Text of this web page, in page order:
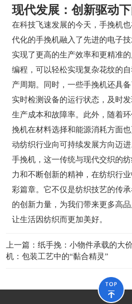
现代发展：创新驱动
在科技飞速发展的今天，手挽机
代化的手挽机融入了先进的电子
实现了更高的生产效率和更精准
编程，可以轻松实现复杂花纹的
产周期。同时，一些手挽机还具
实时检测设备的运行状态，及时
生产成本和故障率。此外，随着
挽机在材料选择和能源消耗方面
动纺织行业向可持续发展方向迈进
手挽机，这一传统与现代交织的
力和不断创新的精神，在纺织行
彩篇章。它不仅是纺织技艺的传
的创新力量，为我们带来更多高
让生活因纺织而更加美好。
上一篇： 纸手挽：小物件承载的大
机：包装工艺中的“黏合精灵”